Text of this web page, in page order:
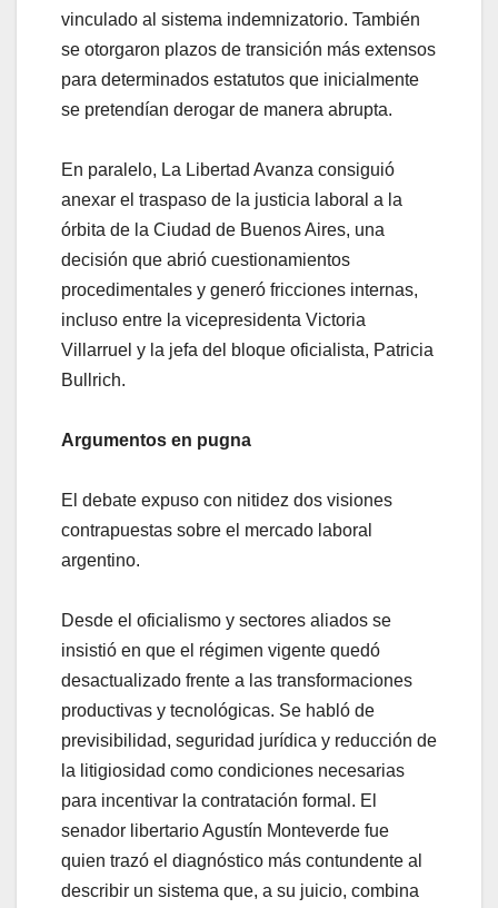
vinculado al sistema indemnizatorio. También
se otorgaron plazos de transición más extensos
para determinados estatutos que inicialmente
se pretendían derogar de manera abrupta.
En paralelo, La Libertad Avanza consiguió
anexar el traspaso de la justicia laboral a la
órbita de la Ciudad de Buenos Aires, una
decisión que abrió cuestionamientos
procedimentales y generó fricciones internas,
incluso entre la vicepresidenta Victoria
Villarruel y la jefa del bloque oficialista, Patricia
Bullrich.
Argumentos en pugna
El debate expuso con nitidez dos visiones
contrapuestas sobre el mercado laboral
argentino.
Desde el oficialismo y sectores aliados se
insistió en que el régimen vigente quedó
desactualizado frente a las transformaciones
productivas y tecnológicas. Se habló de
previsibilidad, seguridad jurídica y reducción de
la litigiosidad como condiciones necesarias
para incentivar la contratación formal. El
senador libertario Agustín Monteverde fue
quien trazó el diagnóstico más contundente al
describir un sistema que, a su juicio, combina